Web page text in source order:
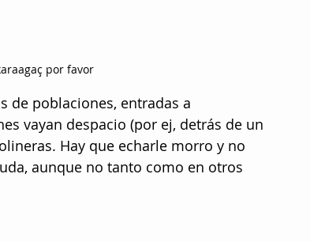
por favor
de poblaciones, entradas a
vayan despacio (por ej, detrás de un
Hay que echarle morro y no
aunque no tanto como en otros